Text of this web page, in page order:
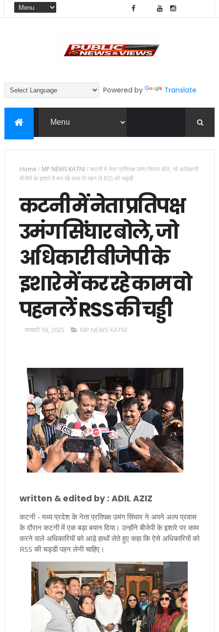
Powered by Translate
Home / MP NEWS KATNI /कटनी में नेता प्रतिपक्ष उमंग सिंघार बोले, जो अधिकारी
बीजेपी के इशारे में कर रहे काम वो पहन लें RSS की चड्डी
कटनी में नेता प्रतिपक्ष
उमंग सिंघार बोले, जो
अधिकारी बीजेपी के
इशारे में कर रहे काम वो
पहन लें RSS की चड्डी
जनवरी 18, 2025 MP NEWS KATNI
written & edited by : ADIL AZIZ
कटनी - मध्य प्रदेश के नेता प्रतिपक्ष उमंग सिंघार ने अपने अल्प प्रवास
के दौरान कटनी में एक बड़ा बयान दिया। उन्होंने बीजेपी के इशारे पर काम
करने वाले अधिकारियों को आड़े हाथों लेते हुए कहा कि ऐसे अधिकारियों को
RSS की चड्डी पहन लेनी चाहिए।